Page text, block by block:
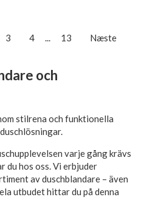
3 4 ... 13 Næste
och
stilrena och funktionella
varje gång krävs
du hos oss. Vi erbjuder
av duschblandare – även
utbudet hittar du på denna